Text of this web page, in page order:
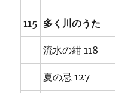
115 多く川のうた
流水の紺 118
夏の忌 127